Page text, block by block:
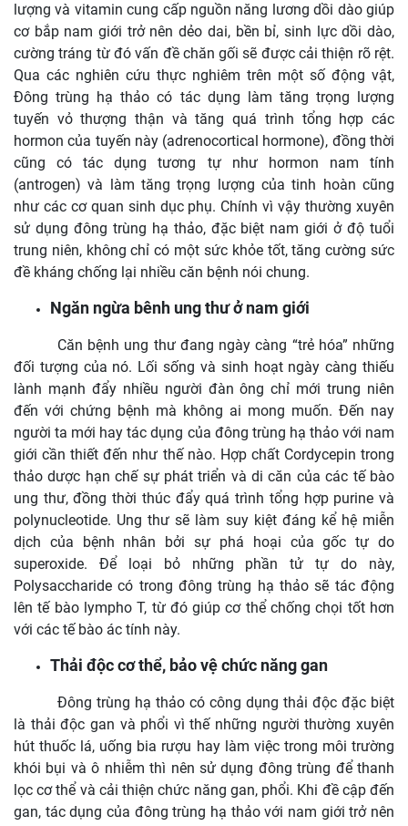
lượng và vitamin cung cấp nguồn năng lương dồi dào giúp
cơ bắp nam giới trở nên dẻo dai, bền bỉ, sinh lực dồi dào,
cường tráng từ đó vấn đề chăn gối sẽ được cải thiện rõ rệt.
Qua các nghiên cứu thực nghiêm trên một số động vật,
Đông trùng hạ thảo có tác dụng làm tăng trọng lượng
tuyến vỏ thượng thận và tăng quá trình tổng hợp các
hormon của tuyến này (adrenocortical hormone), đồng thời
cũng có tác dụng tương tự như hormon nam tính
(antrogen) và làm tăng trọng lượng của tinh hoàn cũng
như các cơ quan sinh dục phụ. Chính vì vậy thường xuyên
sử dụng đông trùng hạ thảo, đặc biệt nam giới ở độ tuổi
trung niên, không chỉ có một sức khỏe tốt, tăng cường sức
đề kháng chống lại nhiều căn bệnh nói chung.
Ngăn ngừa bênh ung thư ở nam giới
Căn bệnh ung thư đang ngày càng “trẻ hóa” những
đối tượng của nó. Lối sống và sinh hoạt ngày càng thiếu
lành mạnh đẩy nhiều người đàn ông chỉ mới trung niên
đến với chứng bệnh mà không ai mong muốn. Đến nay
người ta mới hay tác dụng của đông trùng hạ thảo với nam
giới cần thiết đến như thế nào. Hợp chất Cordycepin trong
thảo dược hạn chế sự phát triển và di căn của các tế bào
ung thư, đồng thời thúc đẩy quá trình tổng hợp purine và
polynucleotide. Ung thư sẽ làm suy kiệt đáng kể hệ miễn
dịch của bệnh nhân bởi sự phá hoại của gốc tự do
superoxide. Để loại bỏ những phần tử tự do này,
Polysaccharide có trong đông trùng hạ thảo sẽ tác động
lên tế bào lympho T, từ đó giúp cơ thể chống chọi tốt hơn
với các tế bào ác tính này.
Thải độc cơ thể, bảo vệ chức năng gan
Đông trùng hạ thảo có công dụng thải độc đặc biệt
là thải độc gan và phổi vì thế những người thường xuyên
hút thuốc lá, uống bia rượu hay làm việc trong môi trường
khói bụi và ô nhiễm thì nên sử dụng đông trùng để thanh
lọc cơ thể và cải thiện chức năng gan, phổi. Khi đề cập đến
gan, tác dụng của đông trùng hạ thảo với nam giới trở nên